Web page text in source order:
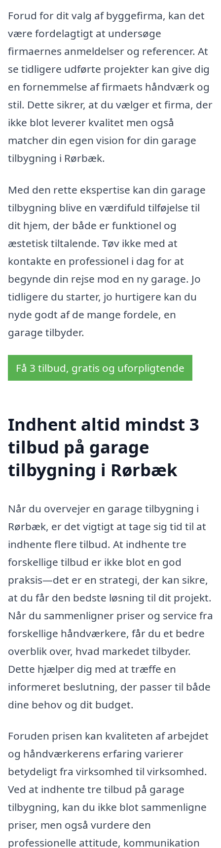
Forud for dit valg af byggefirma, kan det
være fordelagtigt at undersøge
firmaernes anmeldelser og referencer. At
se tidligere udførte projekter kan give dig
en fornemmelse af firmaets håndværk og
stil. Dette sikrer, at du vælger et firma, der
ikke blot leverer kvalitet men også
matcher din egen vision for din garage
tilbygning i Rørbæk.
Med den rette ekspertise kan din garage
tilbygning blive en værdifuld tilføjelse til
dit hjem, der både er funktionel og
æstetisk tiltalende. Tøv ikke med at
kontakte en professionel i dag for at
begynde din rejse mod en ny garage. Jo
tidligere du starter, jo hurtigere kan du
nyde godt af de mange fordele, en
garage tilbyder.
Få 3 tilbud, gratis og uforpligtende
Indhent altid mindst 3
tilbud på garage
tilbygning i Rørbæk
Når du overvejer en garage tilbygning i
Rørbæk, er det vigtigt at tage sig tid til at
indhente flere tilbud. At indhente tre
forskellige tilbud er ikke blot en god
praksis—det er en strategi, der kan sikre,
at du får den bedste løsning til dit projekt.
Når du sammenligner priser og service fra
forskellige håndværkere, får du et bedre
overblik over, hvad markedet tilbyder.
Dette hjælper dig med at træffe en
informeret beslutning, der passer til både
dine behov og dit budget.
Foruden prisen kan kvaliteten af arbejdet
og håndværkerens erfaring varierer
betydeligt fra virksomhed til virksomhed.
Ved at indhente tre tilbud på garage
tilbygning, kan du ikke blot sammenligne
priser, men også vurdere den
professionelle attitude, kommunikation